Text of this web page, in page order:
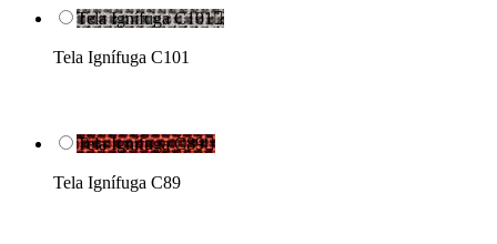
Tela Ignífuga C101
Tela Ignífuga C101
Tela Ignífuga C89
Tela Ignífuga C89